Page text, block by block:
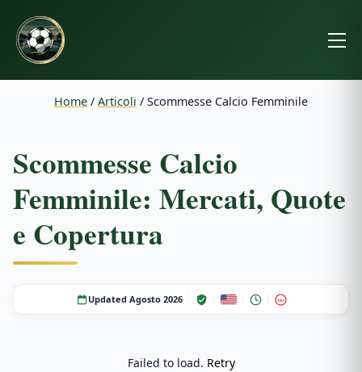
Home / Articoli / Scommesse Calcio Femminile
Scommesse Calcio
Femminile: Mercati, Quote
e Copertura
Updated Agosto 2026 18+
Failed to load. Retry